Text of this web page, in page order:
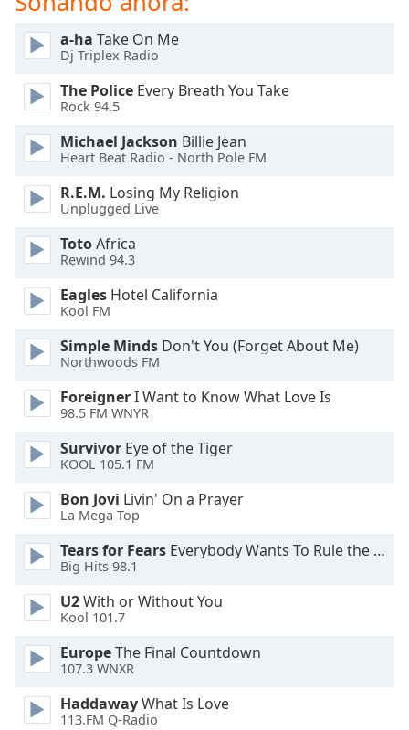
dialog
window.
cancel
close
window.
Color
Opacity
Color
Opacity
Caption
Area
Background
Color
Opacity
Font
a-ha Take On Me
Dj Triplex Radio
The Police Every Breath You Take
Rock 94.5
Michael Jackson Billie Jean
Heart Beat Radio - North Pole FM
R.E.M. Losing My Religion
Unplugged Live
TotoAfrica
Rewind 94.3
Eagles Hotel California
Kool FM
Simple Minds Don't You (Forget About Me)
Northwoods FM
ForeignerI Want to Know What Love Is
98.5 FM WNYR
Survivor Eye of the Tiger
KOOL 105.1 FM
Bon Jovi Livin' On a Prayer
La Mega Top
Tears for Fears Everybody Wants To Rule the World
Big Hits 98.1
U2With or Without You
Kool 101.7
EuropeThe Final Countdown
107.3 WNXR
HaddawayWhat Is Love
113.FM Q-Radio